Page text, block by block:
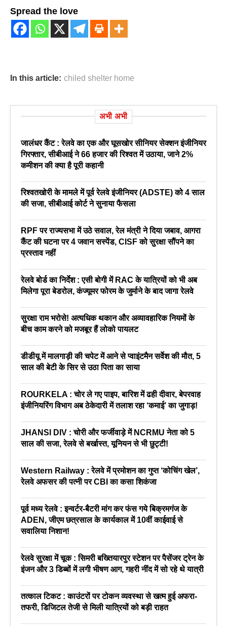
Spread the love
In this article: chiled shelter home
अभी अभी
जालंधर कैंट : रेलवे का एक और घूसखोर सीनियर सेक्शन इंजीनियर
गिरफ्तार, सीबीआई ने 66 हजार की रिश्वत में उठाया, जाने 2%
कमीशन की क्या है पूरी कहानी
रिश्वतखोरी के मामले में पूर्व रेलवे इंजीनियर (ADSTE) को 4 साल
की सजा, सीबीआई कोर्ट ने सुनाया फैसला
RPF पर राज्यसभा में उठे सवाल, रेल मंत्री ने दिया जबाव, आगरा
कैंट की घटना पर 4 जवान सस्पेंड, CISF को सुरक्षा सौंपने का
प्रस्ताव नहीं
रेलवे बोर्ड का निर्देश : एसी बोगी में RAC के यात्रियों को भी अब
मिलेगा पूरा बेडरोल, कंज्यूमर फोरम के जुर्माने के बाद जागा रेलवे
सुरक्षा राम भरोसे! अत्यधिक थकान और अव्यावहारिक नियमों के
बीच काम करने को मजबूर हैं लोको पायलट
डीडीयू में मालगाड़ी की चपेट में आने से प्वाइंटमैन सर्वेश की मौत, 5
साल की बेटी के सिर से उठा पिता का साया
ROURKELA : चोर ले गए पाइप, बारिश में ढही दीवार, बेपरवाह
इंजीनियरिंग विभाग अब ठेकेदारी में तलाश रहा ‘कमाई’ का जुगाड़!
JHANSI DIV : चोरी और फर्जीवाड़े में NCRMU नेता को 5
साल की सजा, रेलवे से बर्खास्त, यूनियन से भी छुट्टी!
Western Railway : रेलवे में प्रमोशन का गुप्त ‘कोचिंग खेल’,
रेलवे अफसर की पत्नी पर CBI का कसा शिकंजा
पूर्व मध्य रेलवे : इन्वर्टर-बैटरी मांग कर फंस गये बिक्रमगंज के
ADEN, जीएम छत्रसाल के कार्यकाल में 10वीं काईवाई से
सवालिया निशान!
रेलवे सुरक्षा में चूक : सिमरी बख्तियारपुर स्टेशन पर पैसेंजर ट्रेन के
इंजन और 3 डिब्बों में लगी भीषण आग, गहरी नींद में सो रहे थे यात्री
तत्काल टिकट : काउंटरों पर टोकन व्यवस्था से खत्म हुई अफरा-
तफरी, डिजिटल तेजी से मिली यात्रियों को बड़ी राहत